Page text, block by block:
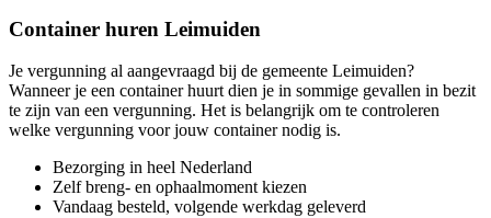
Container huren Leimuiden
Je vergunning al aangevraagd bij de gemeente Leimuiden?
Wanneer je een container huurt dien je in sommige gevallen in bezit
te zijn van een vergunning. Het is belangrijk om te controleren
welke vergunning voor jouw container nodig is.
Bezorging in heel Nederland
Zelf breng- en ophaalmoment kiezen
Vandaag besteld, volgende werkdag geleverd